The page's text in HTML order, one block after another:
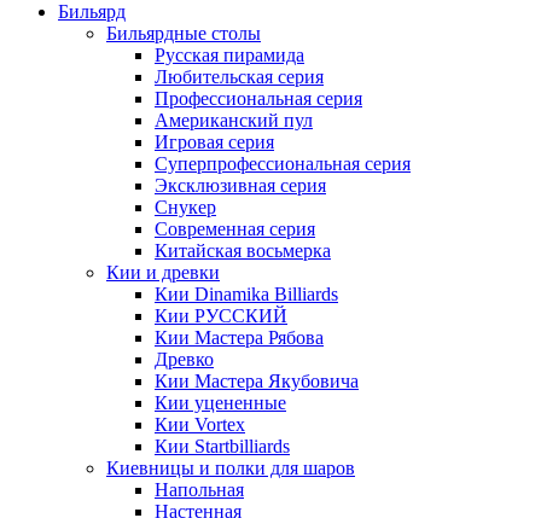
Бильярд
Бильярдные столы
Русская пирамида
Любительская серия
Профессиональная серия
Американский пул
Игровая серия
Суперпрофессиональная серия
Эксклюзивная серия
Снукер
Современная серия
Китайская восьмерка
Кии и древки
Кии Dinamika Billiards
Кии РУССКИЙ
Кии Мастера Рябова
Древко
Кии Мастера Якубовича
Кии уцененные
Кии Vortex
Кии Startbilliards
Киевницы и полки для шаров
Напольная
Настенная